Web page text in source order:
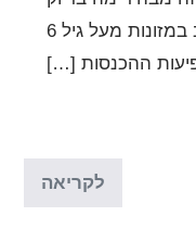
נקבע בפסק הדין, מי חב במזונות מעל גיל 6
ההכנסות […]
לקריאהבע"מ